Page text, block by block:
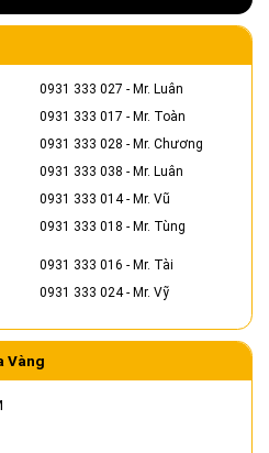
0931 333 027 - Mr. Luân
0931 333 017 - Mr. Toàn
0931 333 028 - Mr. Chương
0931 333 038 - Mr. Luân
0931 333 014- Mr. Vũ
0931 333 018 - Mr. Tùng
0931 333 016 - Mr. Tài
0931 333 024- Mr. Vỹ
Vàng